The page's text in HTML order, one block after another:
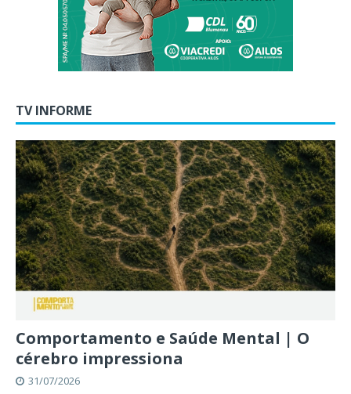
TV INFORME
Comportamento e Saúde Mental | O
cérebro impressiona
31/07/2026